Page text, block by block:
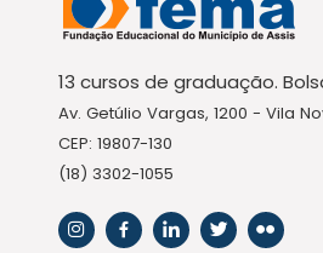
13 cursos de graduação.
Av. Getúlio Vargas, 1200 - Vila
CEP: 19807-130
(18) 3302-1055